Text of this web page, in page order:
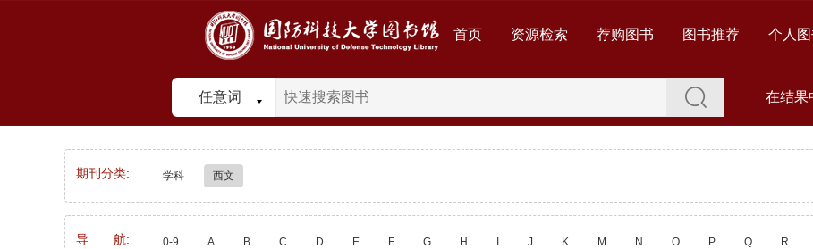
首页 资源检索 荐购图书 图书推荐 个人
任意词 在结果
期刊分类: 学科 西文
导 航: 0-9 A B C D E F G H J K M N O P Q R